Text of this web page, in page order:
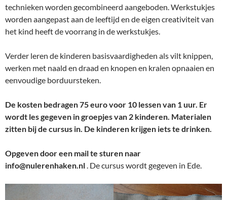
technieken worden gecombineerd aangeboden. Werkstukjes
worden aangepast aan de leeftijd en de eigen creativiteit van
het kind heeft de voorrang in de werkstukjes.
Verder leren de kinderen basisvaardigheden als vilt knippen,
werken met naald en draad en knopen en kralen opnaaien en
eenvoudige borduursteken.
De kosten bedragen 75 euro voor 10 lessen van 1 uur. Er
wordt les gegeven in groepjes van 2 kinderen. Materialen
zitten bij de cursus in. De kinderen krijgen iets te drinken.
Opgeven door een mail te sturen naar
info@nulerenhaken.nl. De cursus wordt gegeven in Ede.